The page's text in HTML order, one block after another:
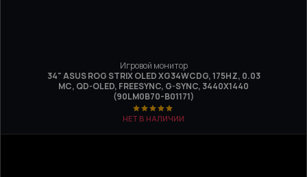
Игровой монитор
34" ASUS ROG STRIX OLED XG34WCDG, 175HZ, 0.03
МС, QD-OLED, FREESYNC, G-SYNC, 3440X1440
(90LM0B70-B01171)
НЕТ В НАЛИЧИИ